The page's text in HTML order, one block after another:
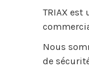
TRIAX est
Nous
de